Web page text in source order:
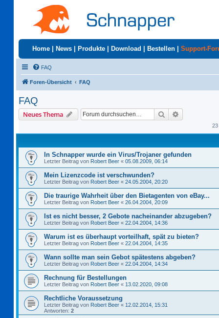
Home News Produkte Download Bestellen Support-
FAQ
Foren-Übersicht FAQ
FAQ
Neues Thema Suche
23
In Schnapper wurde ein Virus/Trojaner gefunden
Letzter Beitrag von Robert Beer « 05.08.2009, 06:14
Mein Lizenzcode ist verschwunden?
Letzter Beitrag von Robert Beer « 24.05.2004, 20:20
Die traurige Wahrheit über den Bietagenten von eBay...
Letzter Beitrag von Robert Beer « 26.04.2004, 20:09
Ist es nicht besser, 2 Gebote nacheinander abzugeben?
Letzter Beitrag von Robert Beer « 22.04.2004, 14:36
Warum ist es überhaupt vorteilhaft, spät zu bieten?
Letzter Beitrag von Robert Beer « 22.04.2004, 14:35
Wann sollte man sein Gebot spätestens abgeben?
Letzter Beitrag von Robert Beer « 22.04.2004, 14:34
Rechnung für Bestellungen
Letzter Beitrag von Robert Beer « 13.02.2020, 09:08
Rechtliche Voraussetzung
Letzter Beitrag von Robert Beer « 12.02.2014, 15:31
Antworten: 2